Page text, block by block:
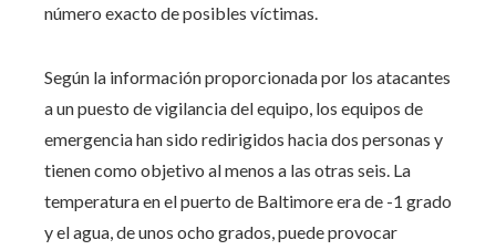
número exacto de posibles víctimas.
Según la información proporcionada por los atacantes
a un puesto de vigilancia del equipo, los equipos de
emergencia han sido redirigidos hacia dos personas y
tienen como objetivo al menos a las otras seis. La
temperatura en el puerto de Baltimore era de -1 grado
y el agua, de unos ocho grados, puede provocar